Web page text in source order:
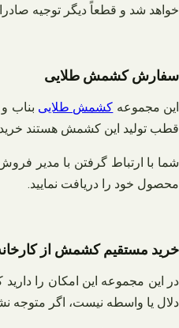
خواهد شد و قطعاً دیگر توجیه
سفارش کشمش طلایی
این مجموعه کشمش طلایی بناب و
قطب تولید این کشمش هستند
شما با ارتباط گرفتن با مدیر
محصول خود را دریافت نمایید.
خرید مستقیم کشمش از
در این مجموعه این امکان را
دلال یا واسطه نیست، اگر متوجه